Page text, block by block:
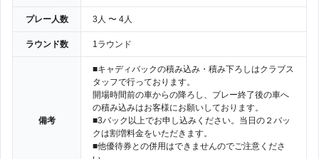
プレー人数 3人 〜 4人
ラウンド数 1ラウンド
備考
■キャディバックの積み込み・積み下ろしはクラブス
タッフで行っております。
開場時間前の車からの降ろし、プレー終了後の車へ
の積み込みはお客様にお願いしております。
■3バック以上でお申し込みください。当日の２バッ
クは割増料金をいただきます。
■他優待券との併用はできませんのでご注意くださ